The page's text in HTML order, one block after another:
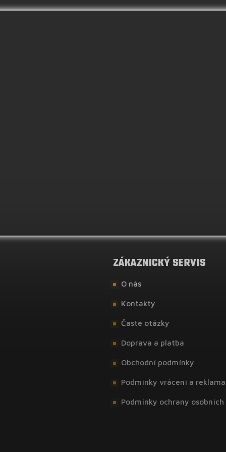
ZÁKAZNICKÝ SERVIS
O nás
Kontakty
Časté otázky
Doprava a platba
Obchodní podmínky
Podmínky vrácení a
Podmínky ochrany osobních